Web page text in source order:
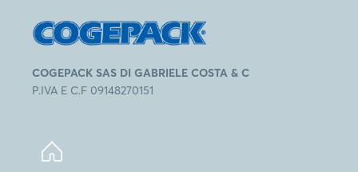
COGEPACK SAS DI GABRIELE COSTA & C
P.IVA E C.F 09148270151